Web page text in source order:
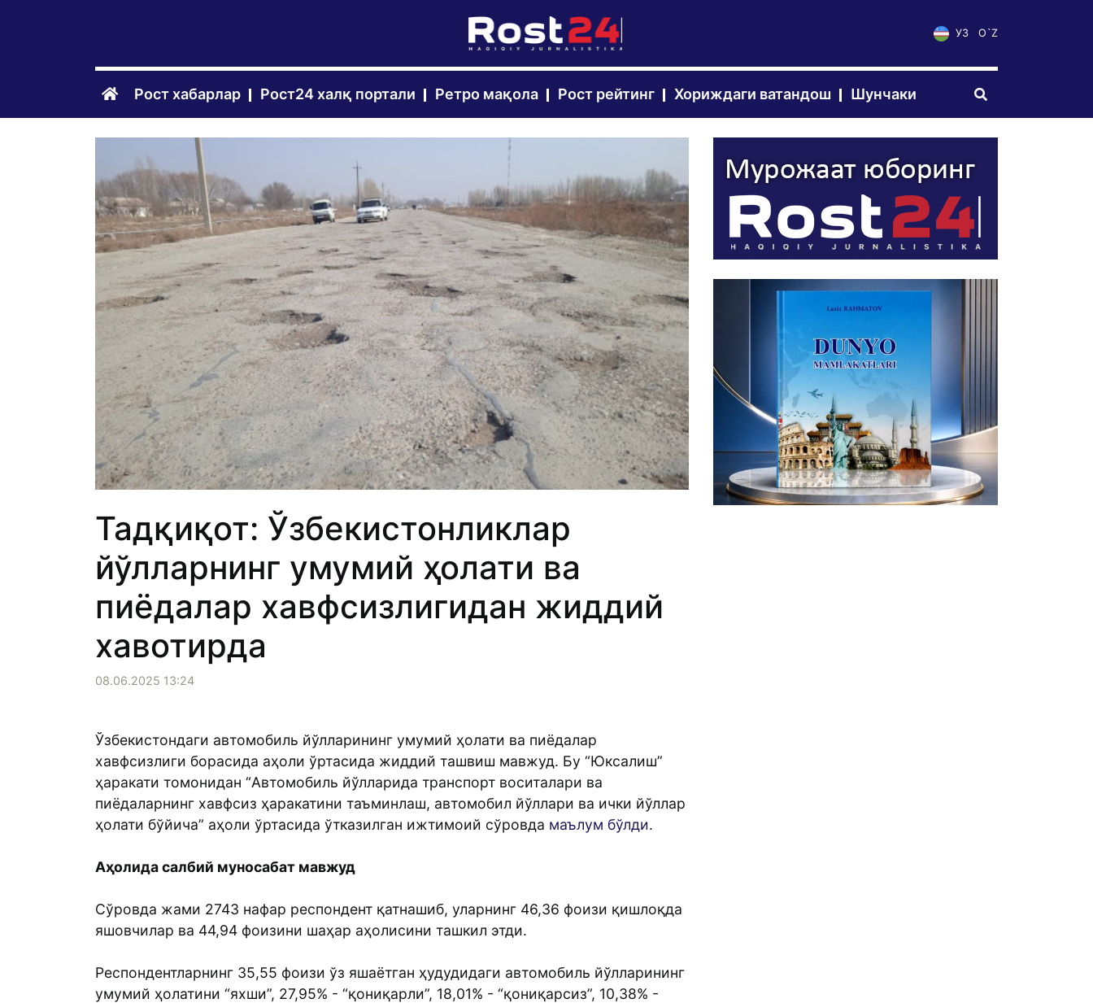
УЗ O`Z
Рост хабарлар Рост24 халқ портали Ретро мақола Рост рейтинг Хориждаги ватандош Шунчаки
Тадқиқот: Ўзбекистонликлар
йўлларнинг умумий ҳолати ва
пиёдалар хавфсизлигидан жиддий
хавотирда
08.06.2025 13:24
Ўзбекистондаги автомобиль йўлларининг умумий ҳолати ва пиёдалар
хавфсизлиги борасида аҳоли ўртасида жиддий ташвиш мавжуд. Бу “Юксалиш”
ҳаракати томонидан “Aвтомобиль йўлларида транспорт воситалари ва
пиёдаларнинг хавфсиз ҳаракатини таъминлаш, автомобил йўллари ва ички йўллар
ҳолати бўйича” аҳоли ўртасида ўтказилган ижтимоий сўровда маълум бўлди.
Аҳолида салбий муносабат мавжуд
Сўровда жами 2743 нафар респондент қатнашиб, уларнинг 46,36 фоизи қишлоқда
яшовчилар ва 44,94 фоизини шаҳар аҳолисини ташкил этди.
Респондентларнинг 35,55 фоизи ўз яшаётган ҳудудидаги автомобиль йўлларининг
умумий ҳолатини “яхши”, 27,95% - “қониқарли”, 18,01% - “қониқарсиз”, 10,38% -